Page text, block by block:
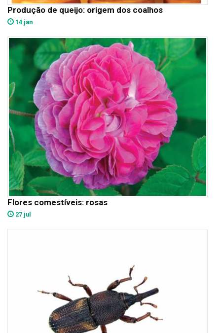
Produção de queijo: origem dos coalhos
14 jan
Flores comestíveis: rosas
27 jul